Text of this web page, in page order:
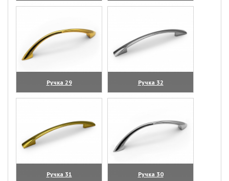
(увеличить)
(увеличить)
Ручка 29
(увеличить)
Ручка 32
(увеличить)
Ручка 31
Ручка 30